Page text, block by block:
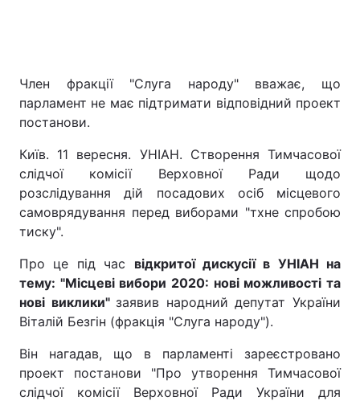
Член фракції "Слуга народу" вважає, що
парламент не має підтримати відповідний проект
постанови.
Київ. 11 вересня. УНІАН. Створення Тимчасової
слідчої комісії Верховної Ради щодо
розслідування дій посадових осіб місцевого
самоврядування перед виборами "тхне спробою
тиску".
Про це під час відкритої дискусії в УНІАН на
тему: "Місцеві вибори 2020: нові можливості та
нові виклики"заявив народний депутат України
Віталій Безгін (фракція "Слуга народу").
Він нагадав, що в парламенті зареєстровано
проект постанови "Про утворення Тимчасової
слідчої комісії Верховної Ради України для